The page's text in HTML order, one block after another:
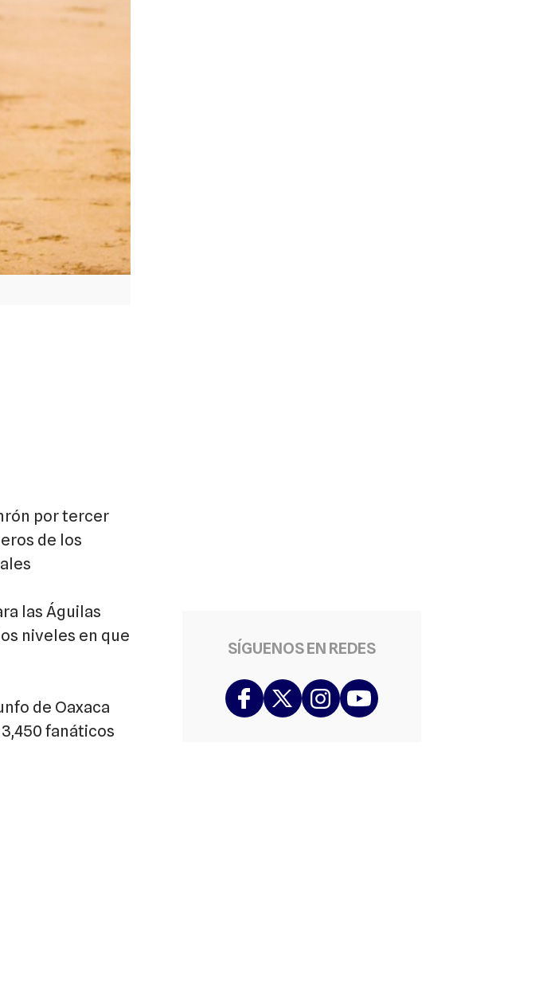
por tercer
de los
las Águilas
niveles en que
de Oaxaca
fanáticos
SÍGUENOS EN REDES